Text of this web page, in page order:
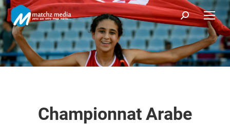
Recherche
:
Championnat Arabe